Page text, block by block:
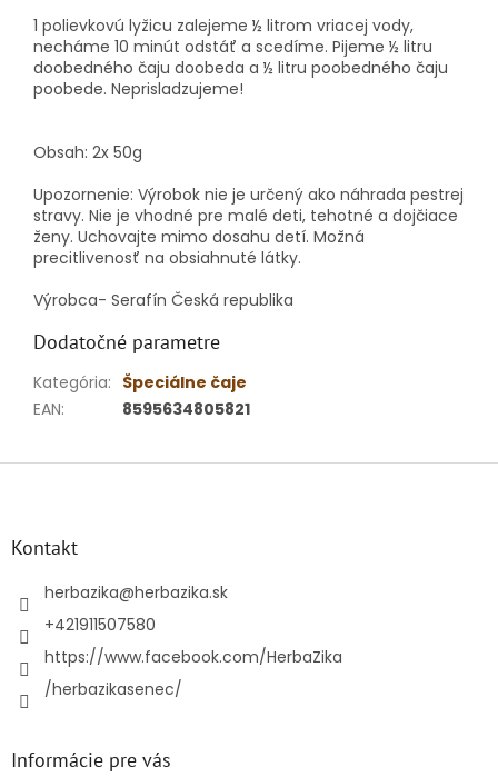
1 polievkovú lyžicu zalejeme ½ litrom vriacej vody,
necháme 10 minút odstáť a scedíme. Pijeme ½ litru
doobedného čaju doobeda a ½ litru poobedného čaju
poobede. Neprisladzujeme!
Obsah: 2x 50g
Upozornenie: Výrobok nie je určený ako náhrada pestrej
stravy. Nie je vhodné pre malé deti, tehotné a dojčiace
ženy. Uchovajte mimo dosahu detí. Možná
precitlivenosť na obsiahnuté látky.
Výrobca- Serafín Česká republika
Dodatočné parametre
Kategória: Špeciálne čaje
EAN: 8595634805821
Kontakt
herbazika@herbazika.sk
+421911507580
https://www.facebook.com/HerbaZika
/herbazikasenec/
Informácie pre vás